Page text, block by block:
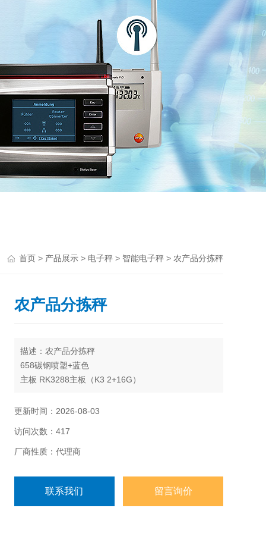
首页 > 产品展示 > 电子秤 > 智能电子秤 > 农产品分拣秤
农产品分拣秤
描述：农产品分拣秤
658碳钢喷塑+蓝色
主板 RK3288主板（K3 2+16G）
硬盘 集成16G WIFI集成WIFI+蓝牙
扫码器（枪）无
后置摄像头 ZC200万定焦高清+90度 高清相机
更新时间：2026-08-03
访问次数：417
厂商性质：代理商
联系我们 留言询价